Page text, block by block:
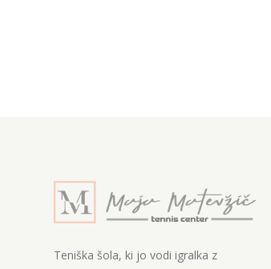
Teniška šola, ki jo vodi igralka z